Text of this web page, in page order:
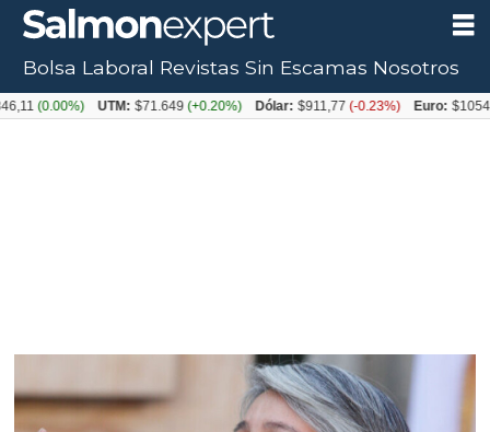
Tag:
Bolsa Laboral Revistas Sin Escamas Nosotros
UTM: $71.649 (+0.20%) Dólar: $911,77 (-0.23%) Euro: $1054,31